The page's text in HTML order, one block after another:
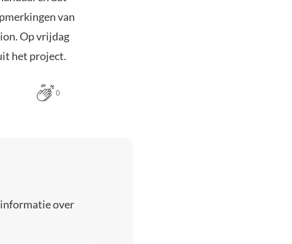
van
Op vrijdag
het project.
0
informatie over